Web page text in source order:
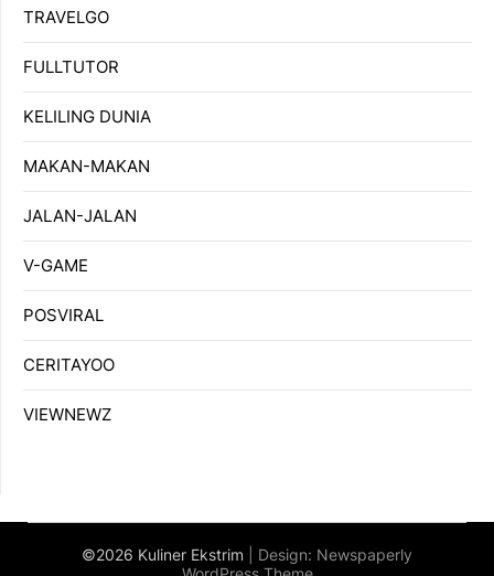
TRAVELGO
FULLTUTOR
KELILING DUNIA
MAKAN-MAKAN
JALAN-JALAN
V-GAME
POSVIRAL
CERITAYOO
VIEWNEWZ
©2026 Kuliner Ekstrim | Design: Newspaperly